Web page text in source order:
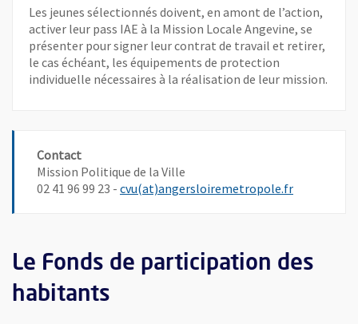
Les jeunes sélectionnés doivent, en amont de l’action,
activer leur pass IAE à la Mission Locale Angevine, se
présenter pour signer leur contrat de travail et retirer,
le cas échéant, les équipements de protection
individuelle nécessaires à la réalisation de leur mission.
Contact
Mission Politique de la Ville
02 41 96 99 23 - cvu(at)angersloiremetropole.fr, Ouvre
Le Fonds de participation des
habitants